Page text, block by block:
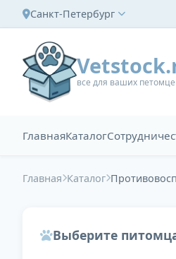
Санкт-Петербург
все для ваших
ГлавнаяКаталог
Главная Каталог
Выберите